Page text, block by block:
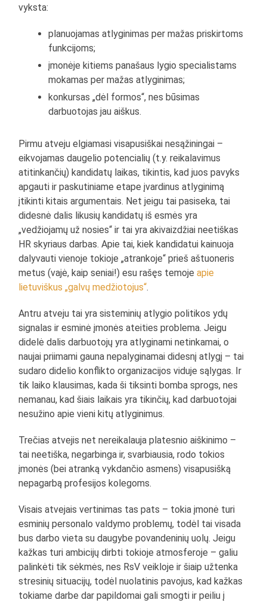
vyksta:
planuojamas atlyginimas per mažas priskirtoms
funkcijoms;
įmonėje kitiems panašaus lygio specialistams
mokamas per mažas atlyginimas;
konkursas „dėl formos“, nes būsimas
darbuotojas jau aiškus.
Pirmu atveju elgiamasi visapusiškai nesąžiningai –
eikvojamas daugelio potencialių (t.y. reikalavimus
atitinkančių) kandidatų laikas, tikintis, kad juos pavyks
apgauti ir paskutiniame etape įvardinus atlyginimą
įtikinti kitais argumentais. Net jeigu tai pasiseka, tai
didesnė dalis likusių kandidatų iš esmės yra
„vedžiojamų už nosies“ ir tai yra akivaizdžiai neetiškas
HR skyriaus darbas. Apie tai, kiek kandidatui kainuoja
dalyvauti vienoje tokioje „atrankoje“ prieš aštuoneris
metus (vajė, kaip seniai!) esu rašęs temojeapie
lietuviškus „galvų medžiotojus“.
Antru atveju tai yra sisteminių atlygio politikos ydų
signalas ir esminė įmonės ateities problema. Jeigu
didelė dalis darbuotojų yra atlyginami netinkamai, o
naujai priimami gauna nepalyginamai didesnį atlygį – tai
sudaro didelio konflikto organizacijos viduje sąlygas. Ir
tik laiko klausimas, kada ši tiksinti bomba sprogs, nes
nemanau, kad šiais laikais yra tikinčių, kad darbuotojai
nesužino apie vieni kitų atlyginimus.
Trečias atvejis net nereikalauja platesnio aiškinimo –
tai neetiška, negarbinga ir, svarbiausia, rodo tokios
įmonės (bei atranką vykdančio asmens) visapusišką
nepagarbą profesijos kolegoms.
Visais atvejais vertinimas tas pats – tokia įmonė turi
esminių personalo valdymo problemų, todėl tai visada
bus darbo vieta su daugybe povandeninių uolų. Jeigu
kažkas turi ambicijų dirbti tokioje atmosferoje – galiu
palinkėti tik sėkmės, nes RsV veikloje ir šiaip užtenka
stresinių situacijų, todėl nuolatinis pavojus, kad kažkas
tokiame darbe dar papildomai gali smogti ir peiliu į